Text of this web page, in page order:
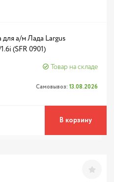
для а/м Лада Largus
(SFR 0901)
Товар на складе
Самовывоз: 13.08.2026
В корзину